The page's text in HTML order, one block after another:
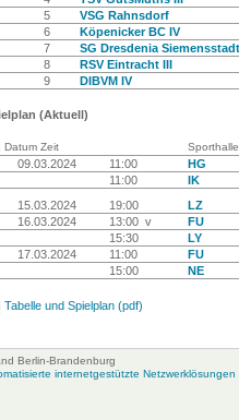
5
VSG Rahnsdorf
6
Köpenicker BC IV
7
SG Dresdenia
8
RSV Eintracht III
9
DIBVM IV
(Aktuell)
Datum Zeit Sporthalle
09.03.2024 11:00
HG
11:00
IK
15.03.2024 19:00
LZ
16.03.2024 13:00 v
FU
15:30
LY
17.03.2024 11:00
FU
15:00
NE
Tabelle und Spielplan (pdf)
Berlin-Brandenburg
internetgestützte Netzwerklösungen